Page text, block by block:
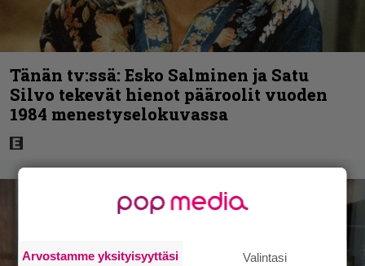
Tänän tv:ssä: Esko Salminen ja Satu
Silvo tekevät hienot pääroolit vuoden
1984 menestyselokuvassa
Arvostamme yksityisyyttäsi Valintasi